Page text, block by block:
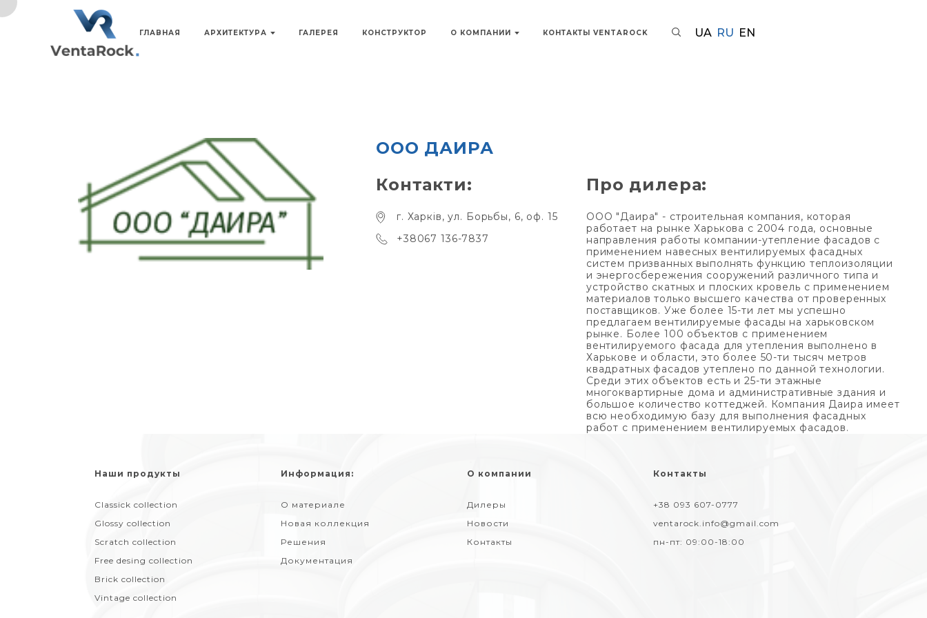
ГЛАВНАЯ АРХИТЕКТУРА ГАЛЕРЕЯ КОНСТРУКТОР О КОМПАНИИ КОНТАКТЫ VENTAROCK UA RU EN
ООО ДАИРА
Контакти:
г. Харків, ул. Борьбы, 6, оф. 15
+38067 136-7837
Про дилера:
ООО "Даира" - строительная компания, которая
работает на рынке Харькова с 2004 года, основные
направления работы компании-утепление фасадов с
применением навесных вентилируемых фасадных
систем призванных выполнять функцию теплоизоляции
и энергосбережения сооружений различного типа и
устройство скатных и плоских кровель с применением
материалов только высшего качества от проверенных
поставщиков. Уже более 15-ти лет мы успешно
предлагаем вентилируемые фасады на харьковском
рынке. Более 100 объектов с применением
вентилируемого фасада для утепления выполнено в
Харькове и области, это более 50-ти тысяч метров
квадратных фасадов утеплено по данной технологии.
Среди этих объектов есть и 25-ти этажные
многоквартирные дома и административные здания и
большое количество коттеджей. Компания Даира имеет
всю необходимую базу для выполнения фасадных
работ с применением вентилируемых фасадов.
Наши продукты
Classick collection
Glossy collection
Scratch collection
Free desing collection
Brick collection
Vintage collection
Информация:
О материале
Новая коллекция
Решения
Документация
О компании
Дилеры
Новости
Контакты
Контакты
+38 093 607-0777
ventarock.info@gmail.com
пн-пт: 09:00-18:00